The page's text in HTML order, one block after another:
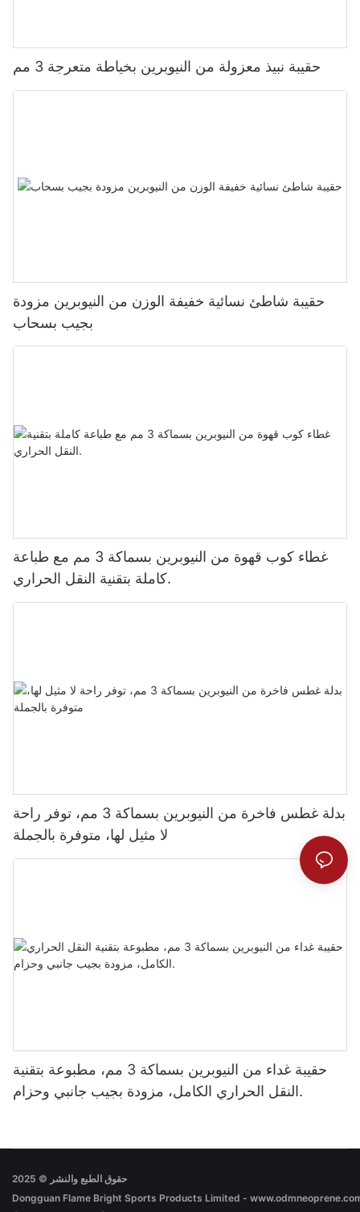
حقيبة نبيذ معزولة من النيوبرين بخياطة متعرجة 3 مم
حقيبة شاطئ نسائية خفيفة الوزن من النيوبرين مزودة
بجيب بسحاب
غطاء كوب قهوة من النيوبرين بسماكة 3 مم مع طباعة
كاملة بتقنية النقل الحراري.
بدلة غطس فاخرة من النيوبرين بسماكة 3 مم، توفر راحة
لا مثيل لها، متوفرة بالجملة
حقيبة غداء من النيوبرين بسماكة 3 مم، مطبوعة بتقنية
النقل الحراري الكامل، مزودة بجيب جانبي وحزام.